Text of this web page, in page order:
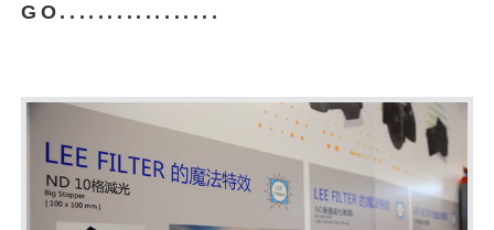
GO.................